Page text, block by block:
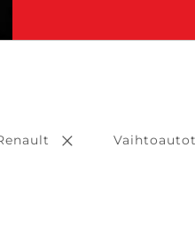
Poista valinta
Vaihtoautot